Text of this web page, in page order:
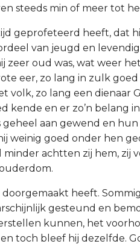
steeds min of meer tot
geprofeteerd heeft, dat
van jeugd en
zeer oud was, wat weer
eer, zo lang in zulk
volk, zo lang een dienaar
kende en er zo’n belang
geheel aan gewend en
weinig goed onder hen
achtten zij hem, zij
doorgemaakt heeft.
gesteund en
kunnen, het
toch bleef hij dezelfde.